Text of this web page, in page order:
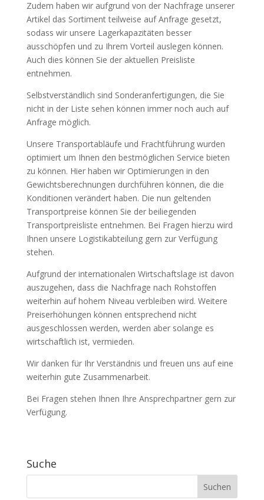
Zudem haben wir aufgrund von der Nachfrage unserer
Artikel das Sortiment teilweise auf Anfrage gesetzt,
sodass wir unsere Lagerkapazitäten besser
ausschöpfen und zu Ihrem Vorteil auslegen können.
Auch dies können Sie der aktuellen Preisliste
entnehmen.
Selbstverständlich sind Sonderanfertigungen, die Sie
nicht in der Liste sehen können immer noch auch auf
Anfrage möglich.
Unsere Transportabläufe und Frachtführung wurden
optimiert um Ihnen den bestmöglichen Service bieten
zu können. Hier haben wir Optimierungen in den
Gewichtsberechnungen durchführen können, die die
Konditionen verändert haben. Die nun geltenden
Transportpreise können Sie der beiliegenden
Transportpreisliste entnehmen. Bei Fragen hierzu wird
Ihnen unsere Logistikabteilung gern zur Verfügung
stehen.
Aufgrund der internationalen Wirtschaftslage ist davon
auszugehen, dass die Nachfrage nach Rohstoffen
weiterhin auf hohem Niveau verbleiben wird. Weitere
Preiserhöhungen können entsprechend nicht
ausgeschlossen werden, werden aber solange es
wirtschaftlich ist, vermieden.
Wir danken für Ihr Verständnis und freuen uns auf eine
weiterhin gute Zusammenarbeit.
Bei Fragen stehen Ihnen Ihre Ansprechpartner gern zur
Verfügung.
Suche